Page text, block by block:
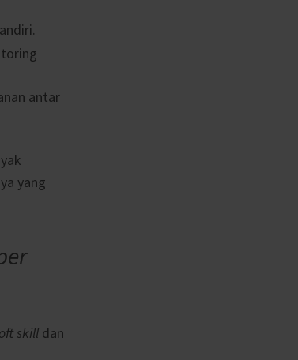
antar
yang
skill dan